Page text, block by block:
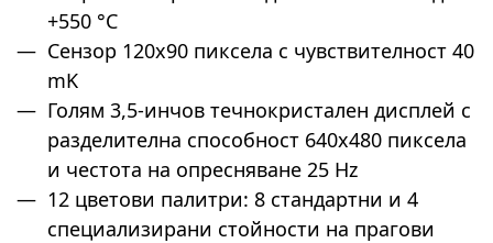
+550 °C
Сензор 120x90 пиксела с чувствителност 40
mK
Голям 3,5-инчов течнокристален дисплей с
разделителна способност 640x480 пиксела
и честота на опресняване 25 Hz
12 цветови палитри: 8 стандартни и 4
специализирани стойности на прагови